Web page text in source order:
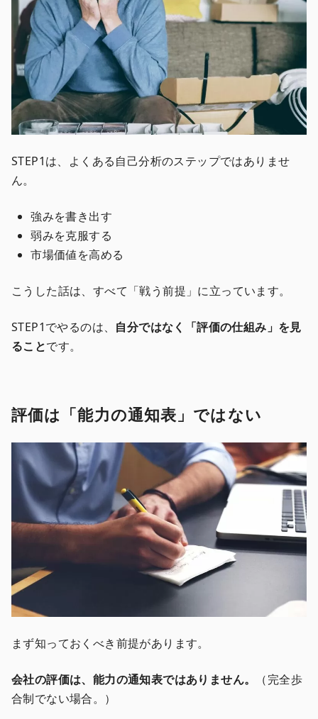
STEP1は、よくある自己分析のステップではありませ
ん。
強みを書き出す
弱みを克服する
市場価値を高める
こうした話は、すべて「戦う前提」に立っています。
STEP1でやるのは、 自分ではなく「評価の仕組み」を見
ることです。
評価は「能力の通知表」ではない
まず知っておくべき前提があります。
会社の評価は、能力の通知表ではありません。
（完全歩
合制でない場合。）